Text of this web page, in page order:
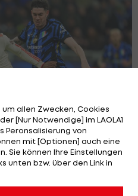
Inter eliminiert
allen Zwecken, Cookies
[Nur Notwendige] im LAOLA1
Peronsalisierung von
mit [Optionen] auch eine
Sie können Ihre Einstellungen
unten bzw. über den Link in